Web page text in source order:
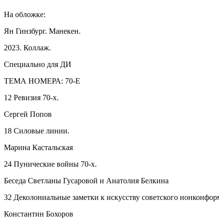
На обложке:
Ян Гинзбург. Манекен.
2023. Коллаж.
Специально для ДИ
ТЕМА НОМЕРА: 70-Е
12 Ревизия 70-х.
Сергей Попов
18 Силовые линии.
Марина Кастальская
24 Пунические войны 70-х.
Беседа Светланы Гусаровой и Анатолия Белкина
32 Деколониальные заметки к искусству советского
Константин Бохоров